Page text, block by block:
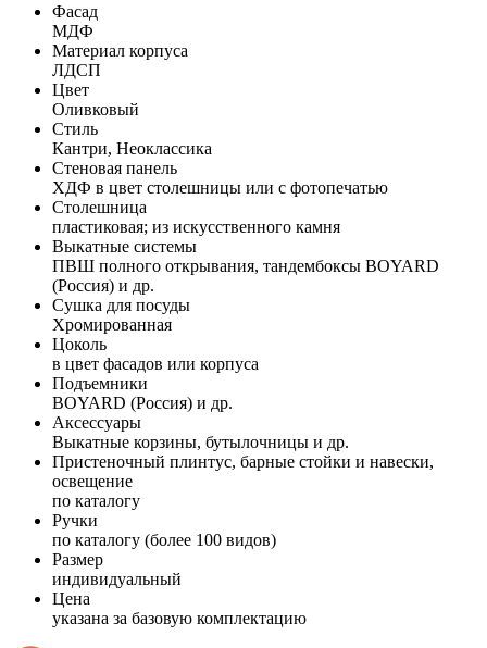
Фасад
МДФ
Материал корпуса
ЛДСП
Цвет
Оливковый
Стиль
Кантри, Неоклассика
Стеновая панель
ХДФ в цвет столешницы или с фотопечатью
Столешница
пластиковая; из искусственного камня
Выкатные системы
ПВШ полного открывания, тандембоксы BOYARD
(Россия) и др.
Сушка для посуды
Хромированная
Цоколь
в цвет фасадов или корпуса
Подъемники
BOYARD (Россия) и др.
Аксессуары
Выкатные корзины, бутылочницы и др.
Пристеночный плинтус, барные стойки и навески,
освещение
по каталогу
Ручки
по каталогу (более 100 видов)
Размер
индивидуальный
Цена
указана за базовую комплектацию